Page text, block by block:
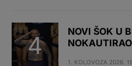
NOVI ŠOK U
1. KOLOVOZA 2026.